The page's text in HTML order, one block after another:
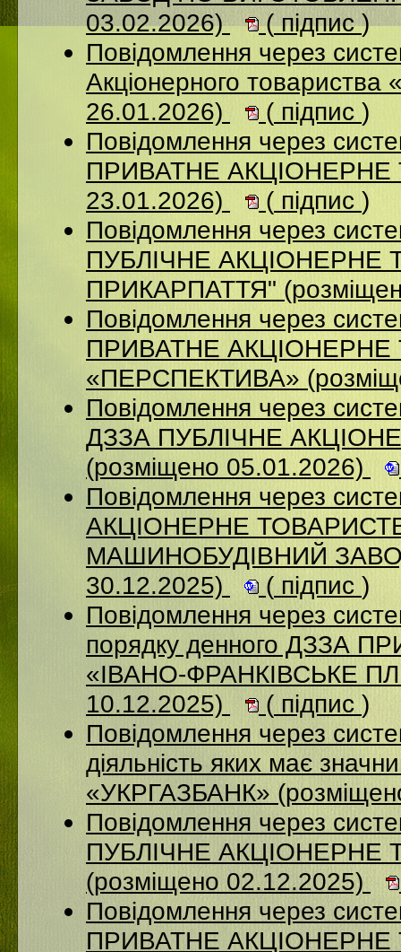
03.02.2026)
(підпис)
Повідомлення через
Акціонерного
26.01.2026)
( підпис )
Повідомлення через
ПРИВАТНЕ АКЦІОНЕРНЕ
23.01.2026)
( підпис )
Повідомлення через
ПУБЛІЧНЕ АКЦІОНЕРНЕ
ПРИКАРПАТТЯ"
Повідомлення через
ПРИВАТНЕ
«ПЕРСПЕКТИВА»
Повідомлення через
ДЗЗА ПУБЛІЧНЕ
(розміщено 05.01.2026)
Повідомлення через
АКЦІОНЕРНЕ
МАШИНОБУДІВНИЙ
30.12.2025)
( підпис )
Повідомлення через
порядку денного ДЗЗА
«ІВАНО-ФРАНКІВСЬКЕ
10.12.2025)
( підпис )
Повідомлення через
діяльність яких має
«УКРГАЗБАНК»
Повідомлення через
ПУБЛІЧНЕ
(розміщено 02.12.2025)
Повідомлення через
ПРИВАТНЕ АКЦІОНЕРНЕ